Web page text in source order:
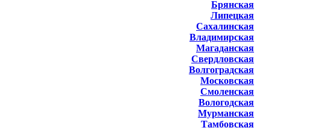
Брянская
Липецкая
Сахалинская
Владимирская
Магаданская
Свердловская
Волгоградская
Московская
Смоленская
Вологодская
Мурманская
Тамбовская